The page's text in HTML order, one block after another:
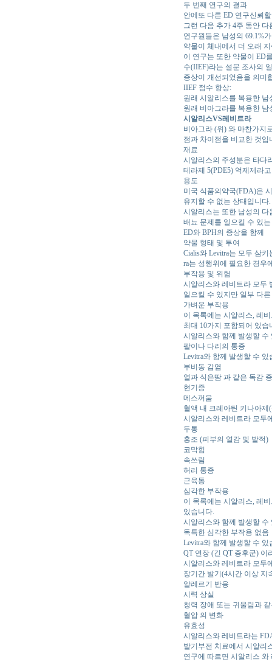
두 번째 연구의 결과
안에또 다른 ED 연구신뢰
그런 다음 추가 4주 동안
연구원들은 남성의 69.1%
약물이 체내에서 더 오래
이 연구는 또한 약물이 ED
수(IIEF)라는 설문 조사의
증상이 개선되었음을 의미
IIEF 점수 향상:
원래 시알리스를 복용한 남
원래 비아그라를 복용한 남
시알리스VS레비트라
비아그라 (위) 와 마찬가지
점과 차이점을 비교한 것입
재료
시알리스의 주성분은 타다
테라제 5(PDE5) 억제제라
용도
미국 식품의약국(FDA)은
유지할 수 없는 상태입니다.
시알리스는 또한 남성의
배뇨 문제를 일으킬 수 있
ED와 BPH의 증상을 함께
약물 형태 및 투여
Cialis와 Levitra는 모두 삼
ra는 성행위에 필요한 경우
부작용 및 위험
시알리스와 레비트라 모두
일으킬 수 있지만 일부 다
가벼운 부작용
이 목록에는 시알리스, 레
최대 10가지 포함되어 있습
시알리스와 함께 발생할 수
팔이나 다리의 통증
Levitra와 함께 발생할 수 있
부비동 감염
열과 식은땀 과 같은 독감
현기증
메스꺼움
혈액 내 크레아틴 키나아
시알리스와 레비트라 모두
두통
홍조 (피부의 열감 및 발적)
코막힘
속쓰림
허리 통증
근육통
심각한 부작용
이 목록에는 시알리스, 레
있습니다.
시알리스와 함께 발생할 수
독특한 심각한 부작용 없음
Levitra와 함께 발생할 수 있
QT 연장 (긴 QT 증후군) 이
시알리스와 레비트라 모두
장기간 발기(4시간 이상 지
알레르기 반응
시력 상실
청력 장애 또는 귀울림과
혈압 의 변화
유효성
시알리스와 레비트라는
발기부전 치료에서 시알리
연구에 따르면 시알리스